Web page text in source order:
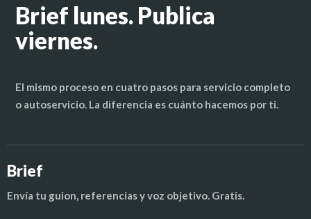
Brief lunes. Publica
viernes.
El mismo proceso en cuatro pasos para servicio completo
o autoservicio. La diferencia es cuánto hacemos por ti.
Brief
Envía tu guion, referencias y voz objetivo. Gratis.